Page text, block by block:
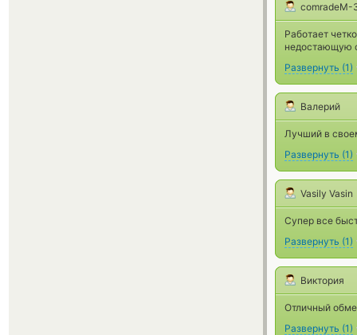
comradeM-
Работает
недостающую
Развернуть (1)
Валерий
Лучший в
Развернуть (1)
Vasily Vasin
Супер все
Развернуть (1)
Виктория
Отличный
Развернуть (1)